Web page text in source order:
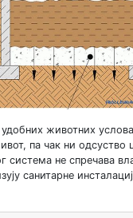
животних
па чак ни одсуство
система не спречава
санитарне